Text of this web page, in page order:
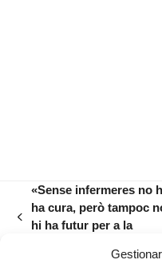
previous
«Sense infermeres no
ha cura, però tampoc
hi ha futur per a la